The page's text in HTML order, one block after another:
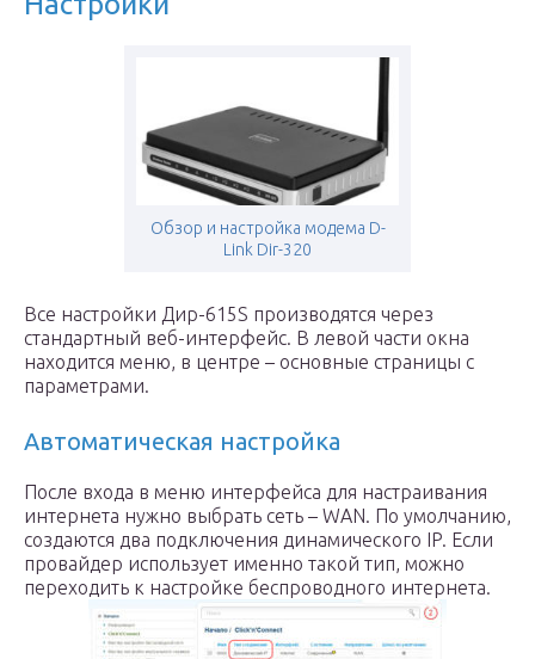
Обзор и настройка модема D-
Link Dir-320
Все настройки Дир-615S производятся через
стандартный веб-интерфейс. В левой части окна
находится меню, в центре – основные страницы с
параметрами.
Автоматическая настройка
После входа в меню интерфейса для настраивания
интернета нужно выбрать сеть – WAN. По умолчанию,
создаются два подключения динамического IP. Если
провайдер использует именно такой тип, можно
переходить к настройке беспроводного интернета.